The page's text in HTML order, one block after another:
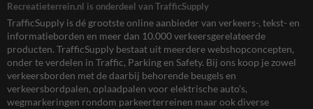
Recreatieterrein.nl is onderdeel van TrafficSupply
TrafficSupply is dé grootste online aanbieder van verkeers-, tekst- en
informatieborden en meer dan 10.000 verkeersgerelateerde
producten. TrafficSupply bestaat uit meerdere webshopconcepten,
onder te verdelen in Traffic, Parking en Safety. Bij ons koop je zowel
verkeersborden met de daarbij behorende beugels en
verkeersbordpalen, oplaadpalen voor elektrische auto’s,
wegmarkeringen rondom parkeerterreinen maar ook diverse